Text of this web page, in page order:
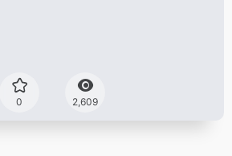
0 2,609